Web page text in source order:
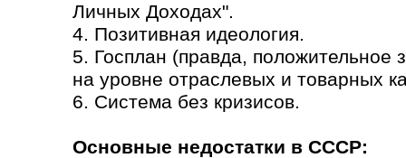
Личных Доходах".
4. Позитивная идеология.
5. Госплан (правда, положительное
на уровне отраслевых и товарных
6. Система без кризисов.
Основные недостатки в СССР: